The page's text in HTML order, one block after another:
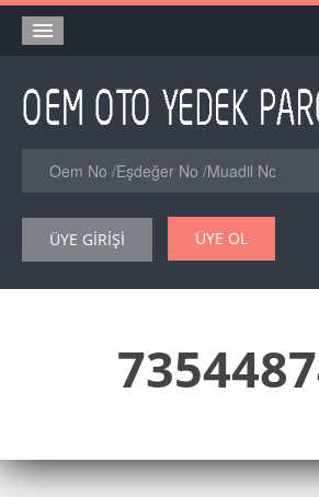
Orjinal Yedek Parça
Eşdeğer Muadil Yedek Parça
Şase Numarası VIN Yedekparça
Hakkımızda
ÜYE GİRİŞİ ÜYE OL